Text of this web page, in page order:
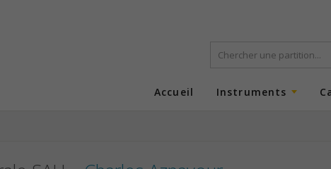
Accueil Instruments